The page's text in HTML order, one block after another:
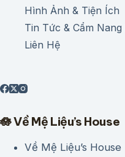
Hình Ảnh & Tiện Ích
Tin Tức & Cẩm
Liên Hệ
🪷 Về Mệ Liệu’s House
Về Mệ Liệu’s House